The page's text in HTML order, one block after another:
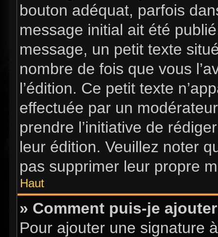
bouton adéquat, parfois
message initial ait été
message, un petit texte
nombre de fois que vous
l’édition. Ce petit texte
effectuée par un
prendre l’initiative de
leur édition. Veuillez noter
pas supprimer leur propre
Haut
» Comment puis-je
Pour ajouter une signature